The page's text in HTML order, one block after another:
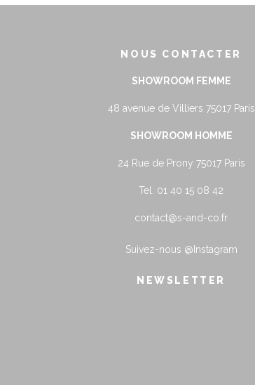
NOUS CONTACTER
SHOWROOM FEMME
48 avenue de Villiers 75017 Paris
SHOWROOM HOMME
24 Rue de Prony 75017 Paris
Tel. 01 40 15 08 42
contact@s-and-co.fr
Suivez-nous @Instagram
NEWSLETTER